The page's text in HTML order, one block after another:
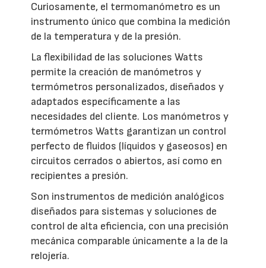
Curiosamente, el termomanómetro es un
instrumento único que combina la medición
de la temperatura y de la presión.
La flexibilidad de las soluciones Watts
permite la creación de manómetros y
termómetros personalizados, diseñados y
adaptados específicamente a las
necesidades del cliente. Los manómetros y
termómetros Watts garantizan un control
perfecto de fluidos (líquidos y gaseosos) en
circuitos cerrados o abiertos, así como en
recipientes a presión.
Son instrumentos de medición analógicos
diseñados para sistemas y soluciones de
control de alta eficiencia, con una precisión
mecánica comparable únicamente a la de la
relojería.